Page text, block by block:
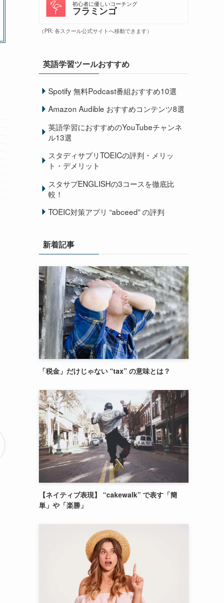
初心者に優しいコーチング
フラミンゴ
（PR: 各スクール公式サイトへ移動できます）
英語学習ツールおすすめ
Spotify 無料Podcast番組おすすめ10選
Amazon Audible おすすめコンテンツ8選
英語学習におすすめのYouTubeチャンネ
ル13選
スタディサプリTOEICの評判・メリッ
ト・デメリット
スタサプENGLISHの3コースを徹底比
較！
TOEIC対策アプリ “abceed” の評判
新着記事
「税金」だけじゃない “tax” の意味とは？
【ネイティブ表現】 “cakewalk” で表す「簡
単」や「楽勝」